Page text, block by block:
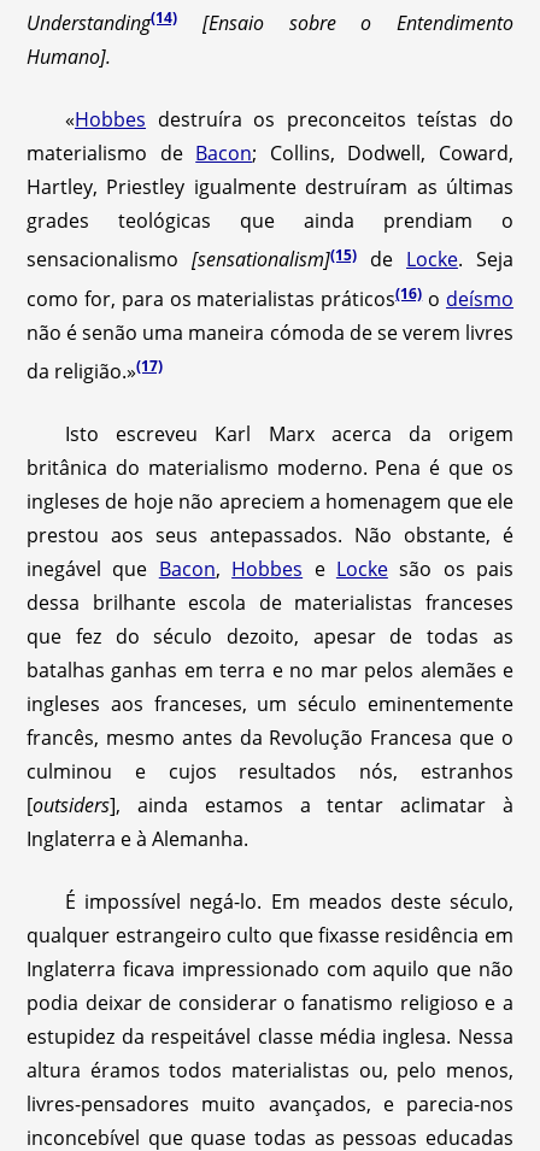
Understanding(14)
[Ensaio sobre o Entendimento
Humano].
«Hobbes destruíra os preconceitos teístas do
materialismo de Bacon; Collins, Dodwell, Coward,
Hartley, Priestley igualmente destruíram as últimas
grades teológicas que ainda prendiam o
sensacionalismo[sensationalism](15) de Locke. Seja
como for, para os materialistas práticos(16)o deísmo
não é senão uma maneira cómoda de se verem livres
da religião.»(17)
Isto escreveu Karl Marx acerca da origem
britânica do materialismo moderno. Pena é que os
ingleses de hoje não apreciem a homenagem que ele
prestou aos seus antepassados. Não obstante, é
inegável que Bacon, Hobbes e Lockesão os pais
dessa brilhante escola de materialistas franceses
que fez do século dezoito, apesar de todas as
batalhas ganhas em terra e no mar pelos alemães e
ingleses aos franceses, um século eminentemente
francês, mesmo antes da Revolução Francesa que o
culminou e cujos resultados nós, estranhos
[outsiders], ainda estamos a tentar aclimatar à
Inglaterra e à Alemanha.
É impossível negá-lo. Em meados deste século,
qualquer estrangeiro culto que fixasse residência em
Inglaterra ficava impressionado com aquilo que não
podia deixar de considerar o fanatismo religioso e a
estupidez da respeitável classe média inglesa. Nessa
altura éramos todos materialistas ou, pelo menos,
livres-pensadores muito avançados, e parecia-nos
inconcebível que quase todas as pessoas educadas